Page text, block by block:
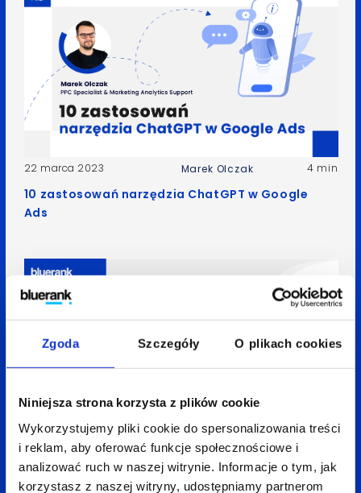
Zgoda Szczegóły O plikach cookies
Niniejsza strona korzysta z plików cookie
Wykorzystujemy pliki cookie do spersonalizowania treści
i reklam, aby oferować funkcje społecznościowe i
analizować ruch w naszej witrynie. Informacje o tym, jak
korzystasz z naszej witryny, udostępniamy partnerom
22 marca 2023 Marek Olczak 4 min
10 zastosowań narzędzia ChatGPT w Google
Ads
26 października 2022 Marek Olczak
Jak obniżyć koszty reklamy w Google Ads o 18%
dzięki zmianie CSS? – Case study